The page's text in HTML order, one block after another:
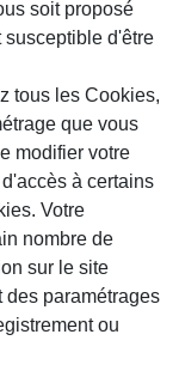
soit proposé
susceptible d'être
tous les Cookies,
que vous
modifier votre
à certains
Votre
nombre de
sur le site
des paramétrages
ou